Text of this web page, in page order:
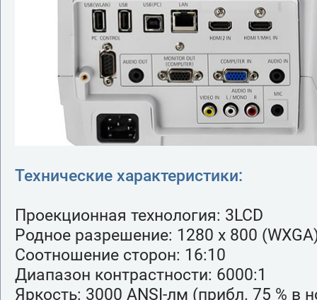
Технические характеристики:
Проекционная технология: 3LCD
Родное разрешение: 1280 x 800
Соотношение сторон: 16:10
Диапазон контрастности: 6000:1
Яркость: 3000 ANSI-лм (прибл. 75 % в